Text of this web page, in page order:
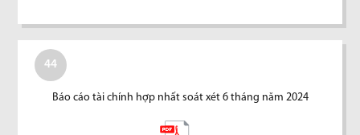
44
Báo cáo tài chính hợp nhất soát xét 6 tháng năm 2024